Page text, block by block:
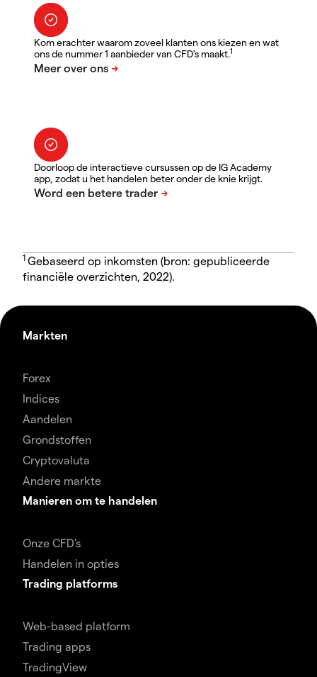
Kom erachter waarom zoveel klanten ons kiezen en wat
ons de nummer 1 aanbieder van CFD's maakt.1
Doorloop de interactieve cursussen op de IG Academy
app, zodat u het handelen beter onder de knie krijgt.
1 Gebaseerd op inkomsten (bron: gepubliceerde
financiële overzichten, 2022).
Markten
Forex
Indices
Aandelen
Grondstoffen
Cryptovaluta
Andere markte
Manieren om te handelen
Onze CFD's
Handelen in opties
Trading platforms
Web-based platform
Trading apps
TradingView